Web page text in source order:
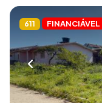
611 FINANCIÁVEL